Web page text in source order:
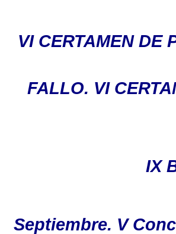
VI CERTAMEN DE
FALLO. VI
IX
Septiembre. V